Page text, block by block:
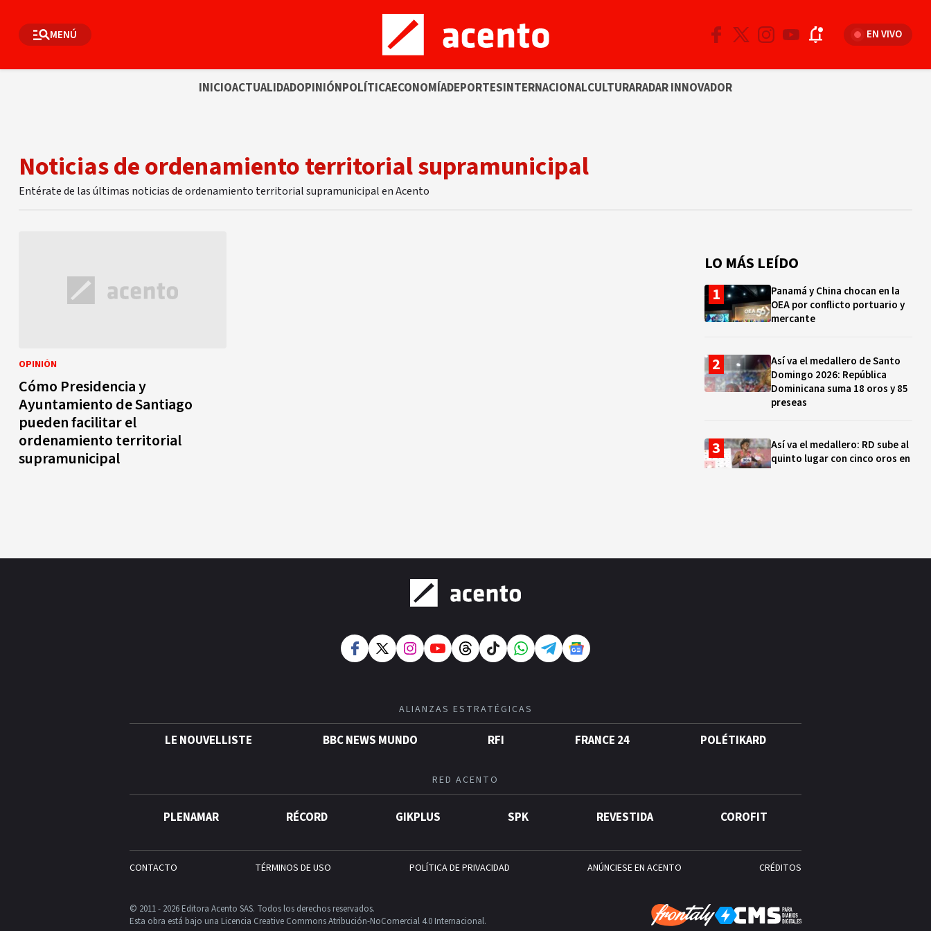
MENÚ EN VIVO
INICIOACTUALIDADOPINIÓNPOLÍTICAECONOMÍADEPORTESINTERNACIONALCULTURARADAR INNOVADOR
Noticias de ordenamiento territorial supramunicipal
Entérate de las últimas noticias de ordenamiento territorial supramunicipal en Acento
OPINIÓN
Cómo Presidencia y
Ayuntamiento de Santiago
pueden facilitar el
ordenamiento territorial
supramunicipal
LO MÁS LEÍDO
Panamá y China chocan en la
OEA por conflicto portuario y
mercante
Así va el medallero de Santo
Domingo 2026: República
Dominicana suma 18 oros y 85
preseas
Así va el medallero: RD sube al
quinto lugar con cinco oros en
operaciones por RD$16,600
comercio moderno en
mundo? Efemérides del 6 de
ALIANZAS ESTRATÉGICAS
LE NOUVELLISTE BBC NEWS MUNDO RFI FRANCE 24 POLÉTIKARD
RED ACENTO
PLENAMAR RÉCORD GIKPLUS SPK REVESTIDA COROFIT
CONTACTO TÉRMINOS DE USO POLÍTICA DE PRIVACIDAD ANÚNCIESE EN ACENTO CRÉDITOS
© 2011 - 2026 Editora Acento SAS. Todos los derechos reservados.
Esta obra está bajo una Licencia Creative Commons Atribución-NoComercial 4.0 Internacional.